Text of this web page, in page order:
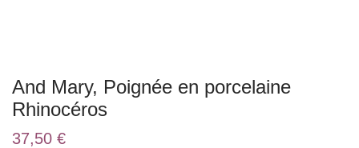
And Mary, Poignée en porcelaine
Rhinocéros
37,50 €